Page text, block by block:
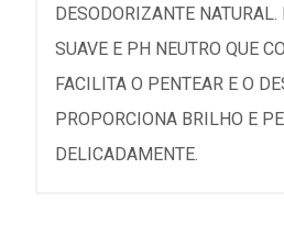
DESODORIZANTE
SUAVE E PH NEUTRO QUE
FACILITA O PENTEAR E O
PROPORCIONA BRILHO E
DELICADAMENTE.